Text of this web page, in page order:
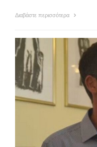
Διαβάστε περισσότερα